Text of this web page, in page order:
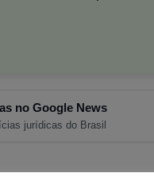
no Google News
jurídicas do Brasil